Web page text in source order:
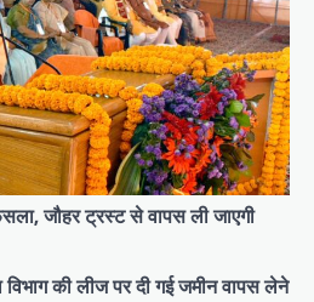
जौहर ट्रस्ट से वापस ली जाएगी
विभाग की लीज पर दी गई जमीन वापस लेने